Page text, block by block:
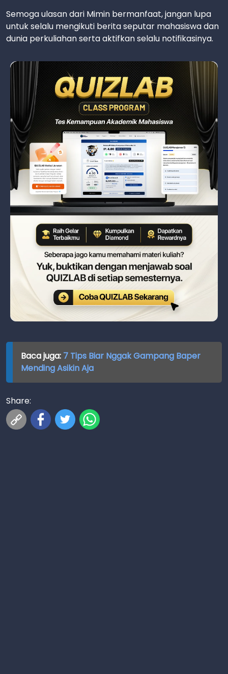
Semoga ulasan dari Mimin bermanfaat, jangan lupa
untuk selalu mengikuti berita seputar mahasiswa dan
dunia perkuliahan serta aktifkan selalu notifikasinya.
Baca juga: 7 Tips Biar Nggak Gampang Baper
Mending Asikin Aja
Share: